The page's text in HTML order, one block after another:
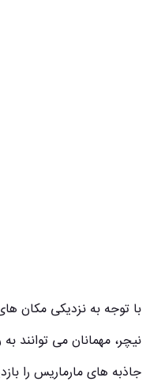
با توجه به نزدیکی مکان
نیچر، مهمانان می توانند
جاذبه های مارماریس را